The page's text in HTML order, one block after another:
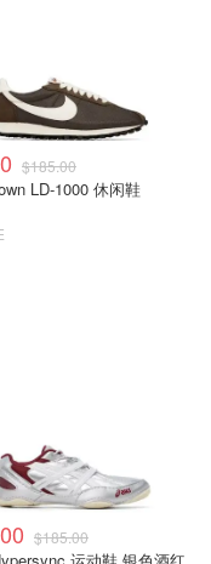
$185.00
LD-1000 休闲鞋
$185.00